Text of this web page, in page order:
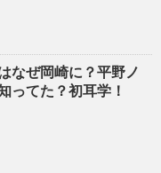
なぜ岡崎に？平野ノ
ってた？初耳学！